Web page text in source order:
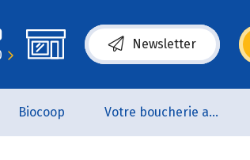
Newsletter
(s’ouvre dans une nouvelle
Biocoop Votre boucherie artisanale 100% bio et Origine France